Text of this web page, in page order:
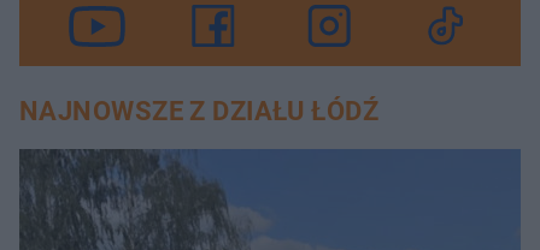
NAJNOWSZE Z DZIAŁU ŁÓDŹ